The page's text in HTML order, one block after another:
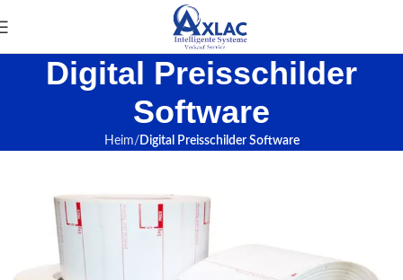
Digital Preisschilder
Software
Heim Digital Preisschilder Software